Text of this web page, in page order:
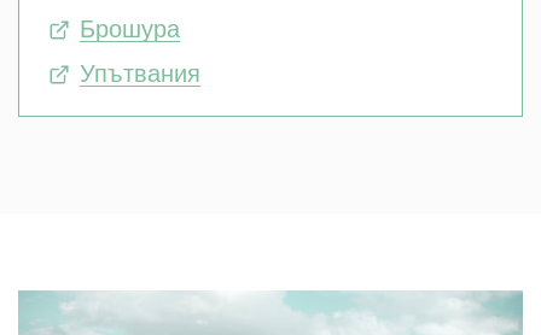
Брошура
Упътвания